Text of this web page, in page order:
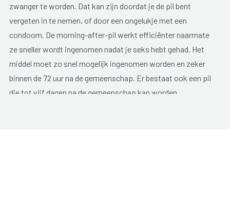
zwanger te worden. Dat kan zijn doordat je de pil bent
vergeten in te nemen, of door een ongelukje met een
condoom. De morning-after-pil werkt efficiënter naarmate
ze sneller wordt ingenomen nadat je seks hebt gehad. Het
middel moet zo snel mogelijk ingenomen worden en zeker
binnen de 72 uur na de gemeenschap. Er bestaat ook een pil
die tot vijf dagen na de gemeenschap kan worden